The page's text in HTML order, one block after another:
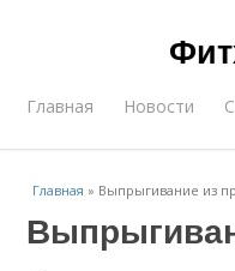
Главная Новости
Главная » Выпрыгивание из